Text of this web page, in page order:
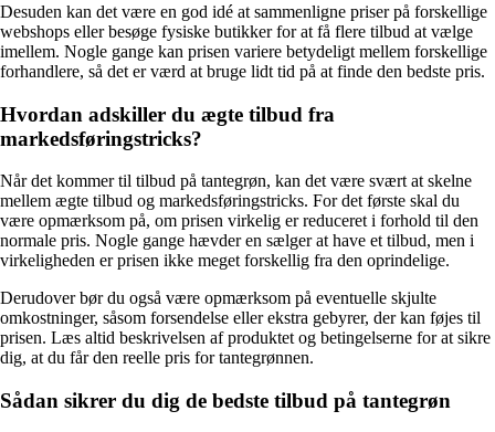
Desuden kan det være en god idé at sammenligne priser på forskellige
webshops eller besøge fysiske butikker for at få flere tilbud at vælge
imellem. Nogle gange kan prisen variere betydeligt mellem forskellige
forhandlere, så det er værd at bruge lidt tid på at finde den bedste pris.
Hvordan adskiller du ægte tilbud fra
markedsføringstricks?
Når det kommer til tilbud på tantegrøn, kan det være svært at skelne
mellem ægte tilbud og markedsføringstricks. For det første skal du
være opmærksom på, om prisen virkelig er reduceret i forhold til den
normale pris. Nogle gange hævder en sælger at have et tilbud, men i
virkeligheden er prisen ikke meget forskellig fra den oprindelige.
Derudover bør du også være opmærksom på eventuelle skjulte
omkostninger, såsom forsendelse eller ekstra gebyrer, der kan føjes til
prisen. Læs altid beskrivelsen af produktet og betingelserne for at sikre
dig, at du får den reelle pris for tantegrønnen.
Sådan sikrer du dig de bedste tilbud på tantegrøn